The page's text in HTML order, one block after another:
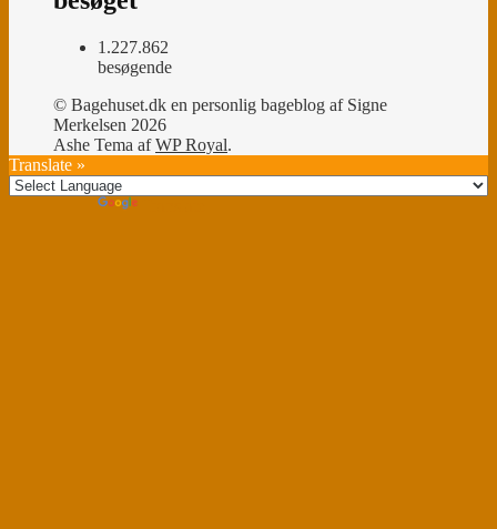
1.227.862
besøgende
© Bagehuset.dk en personlig bageblog af Signe
Merkelsen 2026
Ashe Tema afWP Royal.
Translate »